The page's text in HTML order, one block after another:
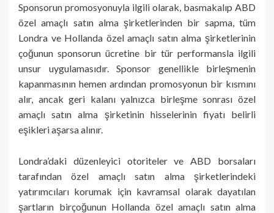
Sponsorun promosyonuyla ilgili olarak, basmakalıp ABD
özel amaçlı satın alma şirketlerinden bir sapma, tüm
Londra ve Hollanda özel amaçlı satın alma şirketlerinin
çoğunun sponsorun ücretine bir tür performansla ilgili
unsur uygulamasıdır. Sponsor genellikle birleşmenin
kapanmasının hemen ardından promosyonun bir kısmını
alır, ancak geri kalanı yalnızca birleşme sonrası özel
amaçlı satın alma şirketinin hisselerinin fiyatı belirli
eşikleri aşarsa alınır.
Londra’daki düzenleyici otoriteler ve ABD borsaları
tarafından özel amaçlı satın alma şirketlerindeki
yatırımcıları korumak için kavramsal olarak dayatılan
şartların birçoğunun Hollanda özel amaçlı satın alma